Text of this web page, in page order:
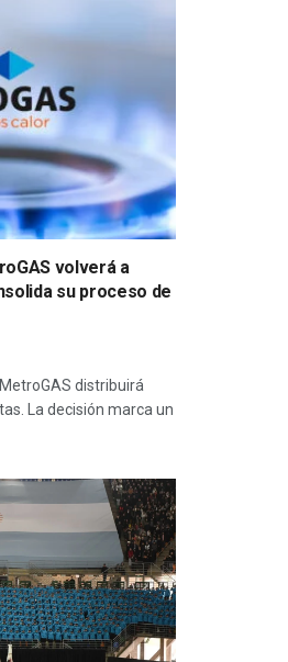
volverá a
su proceso de
distribuirá
La decisión marca un